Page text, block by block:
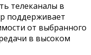
телеканалы в
поддерживает
от выбранного
в высоком